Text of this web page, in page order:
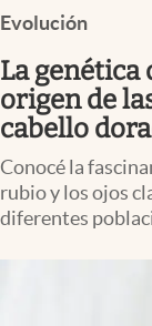
Negocios
Columnistas
Otras
Infotechnology
Evolución
La genética
origen de
cabello
Conocé la
rubio y los ojos
diferentes